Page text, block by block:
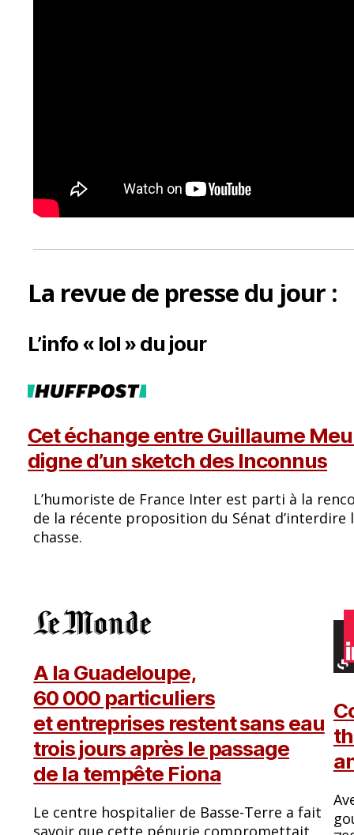
La revue de pressedu jour :
L’info « lol » du jour
Cet échange entre Guillaume
digne d’un sketch des Inconnus
L’humoriste de France Inter est parti à la
de la récente proposition du Sénat d’interdire
chasse.
A la Guadeloupe,
60 000 particuliers
et entreprises restent sans eau
trois jours après le passage
de la tempête Fiona
Le centre hospitalier de Basse-Terre a fait